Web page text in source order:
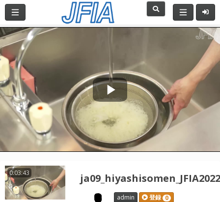
Play
Video
0:03:43 ja09_hiyashisomen_JFIA2022
admin 登録 0